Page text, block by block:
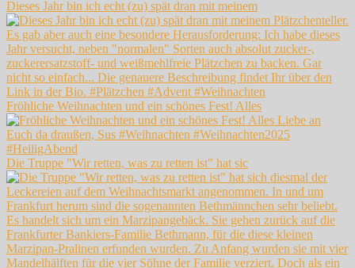
Dieses Jahr bin ich echt (zu) spät dran mit meinem
Fröhliche Weihnachten und ein schönes Fest! Alles
Die Truppe "Wir retten, was zu retten ist" hat sic